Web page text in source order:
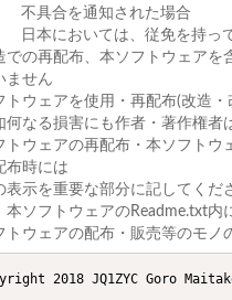
不具合を通知された場合
日本においては、従免を持っ
での再配布、本ソフトウェアを
ません
トウェアを使用・再配布(改造
何なる損害にも作者・著作権
トウェアの再配布・本ソフトウ
布時には
表示を重要な部分に記してくだ
本ソフトウェアのReadme.txt
トウェアの配布・販売等のモノ
2018 JQ1ZYC Goro